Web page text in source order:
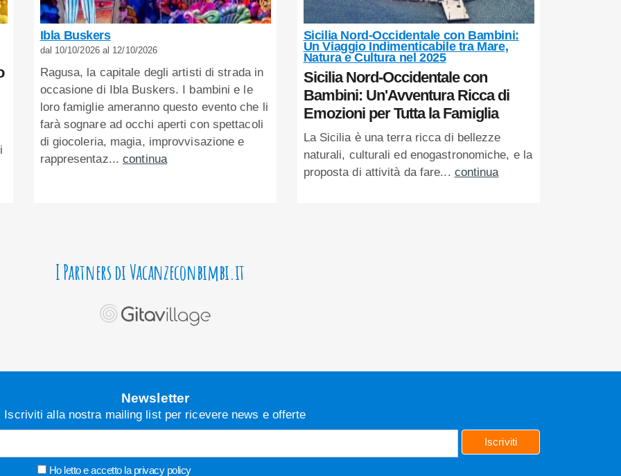
Ibla Buskers
dal 10/10/2026 al 12/10/2026
Ragusa, la capitale degli artisti di strada in
occasione di Ibla Buskers. I bambini e le
loro famiglie ameranno questo evento che li
farà sognare ad occhi aperti con spettacoli
di giocoleria, magia, improvvisazione e
rappresentaz...continua
Sicilia Nord-Occidentale con Bambini:
Un Viaggio Indimenticabile tra Mare,
Natura e Cultura nel 2025
Sicilia Nord-Occidentale con
Bambini: Un'Avventura Ricca di
Emozioni per Tutta la Famiglia
La Sicilia è una terra ricca di bellezze
naturali, culturali ed enogastronomiche, e la
proposta di attività da fare... continua
I Partners di Vacanzeconbimbi.it
Newsletter
Iscriviti alla nostra mailing list per ricevere news e offerte
Ho letto e accetto la privacy policy
Iscriviti